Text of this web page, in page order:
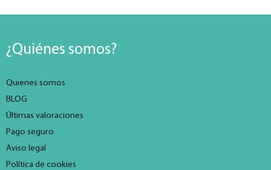
¿Quiénes somos?
Quienes somos
BLOG
Últimas valoraciones
Pago seguro
Aviso legal
Política de cookies